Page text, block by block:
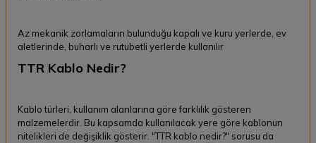
Az mekanik zorlamaların bulunduğu kapalı ve kuru yerlerde, ev
aletlerinde, buharlı ve rutubetli yerlerde kullanılır
TTR Kablo Nedir?
Kablo türleri, kullanım alanlarına göre farklılık gösteren
malzemelerdir. Bu kapsamda kullanılacak yere göre kablonun
nitelikleri de değişiklik gösterir. "TTR kablo nedir?" sorusu da